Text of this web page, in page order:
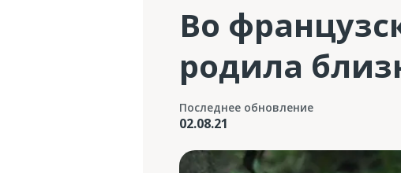
Во
родила
Последнее обновление
02.08.21